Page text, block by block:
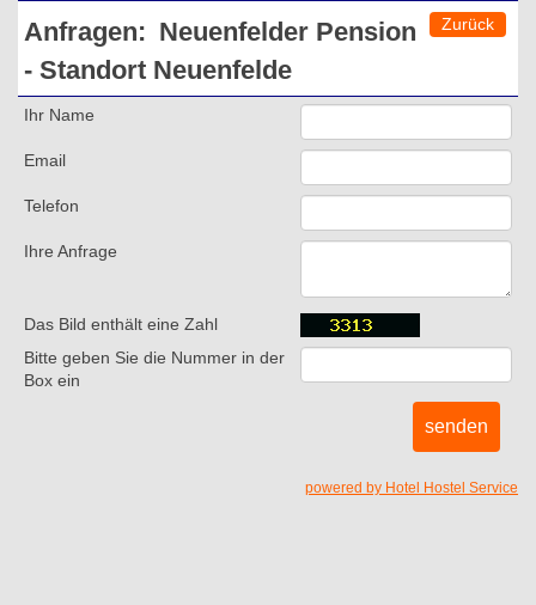
Zurück
Anfragen: Neuenfelder Pension
- Standort Neuenfelde
Ihr Name
Email
Telefon
Ihre Anfrage
Das Bild enthält eine Zahl
Bitte geben Sie die Nummer in der
Box ein
powered by Hotel Hostel Service